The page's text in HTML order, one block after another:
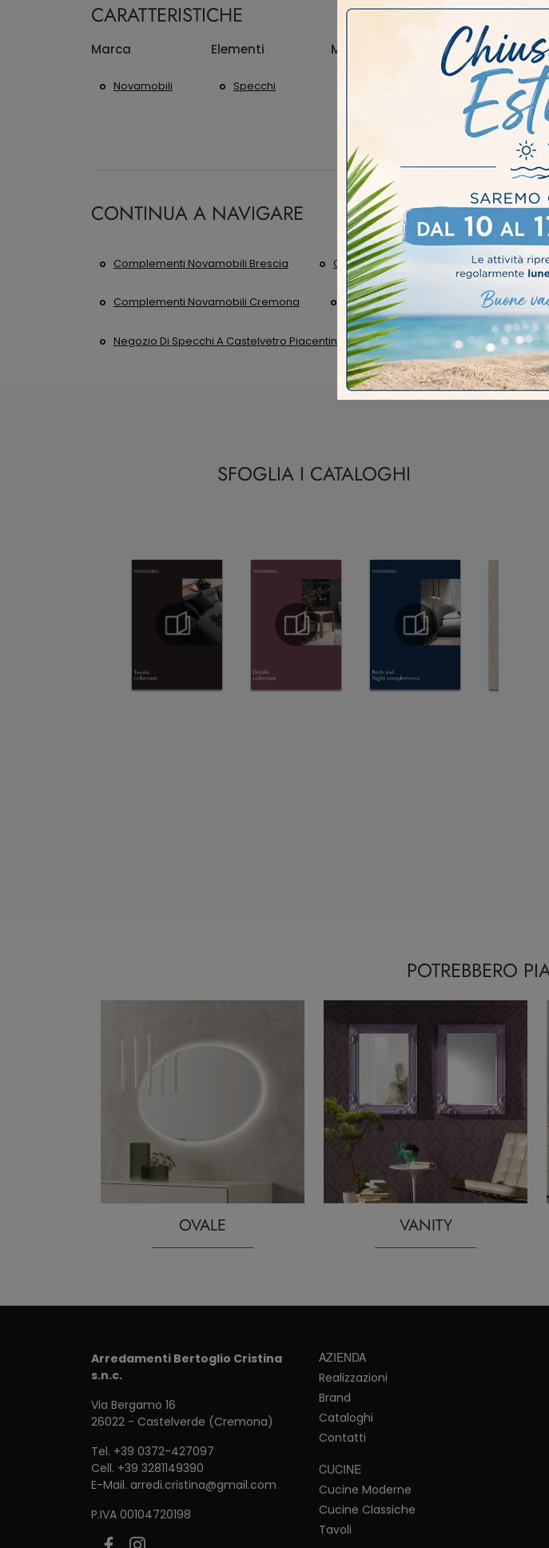
CARATTERISTICHE
Marca
Novamobili
Elementi
Specchi
Materiale Stile
Moderni
CONTINUA A NAVIGARE
Complementi Novamobili Brescia Complementi Novamobili Castelleone
Complementi Novamobili Cremona Negozio Di Specchi A Brescia
Negozio Di Specchi A Castelvetro Piacentino Negozio Di Specchi A
SFOGLIA I CATALOGHI
POTREBBERO
OVALE VANITY
Arredamenti Bertoglio Cristina
s.n.c.
Via Bergamo 16
26022 - Castelverde (Cremona)
Tel. +39 0372-427097
Cell. +39 3281149390
E-Mail. arredi.cristina@gmail.com
P.IVA 00104720198
AZIENDA
Realizzazioni
Brand
Cataloghi
Contatti
CUCINE
Cucine Moderne
Cucine Classiche
Tavoli